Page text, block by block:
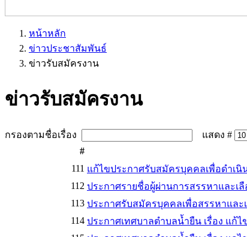
หน้าหลัก
ข่าวประชาสัมพันธ์
ข่าวรับสมัครงาน
ข่าวรับสมัครงาน
กรองตามชื่อเรื่อง
แสดง #
#
111 แก้ไขประกาศรับสมัครบุคคลเพื่อดำเนิ
112 ประกาศรายชื่อผู้ผ่านการสรรหาและเ
113 ประกาศรับสมัครบุคคลเพื่อสรรหาและ
114 ประกาศเทศบาลตำบลน้ำยืน เรื่อง แก้